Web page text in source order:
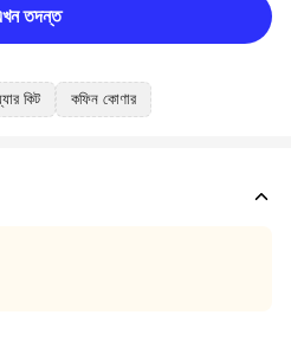
তদন্ত
কিট কফিন কোণার